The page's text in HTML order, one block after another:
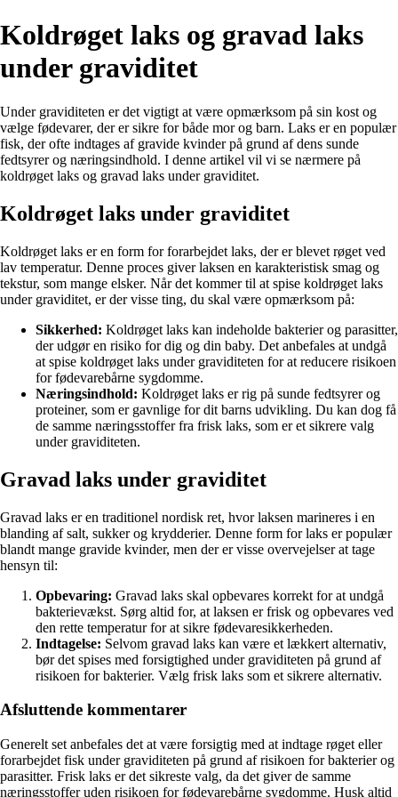
Koldrøget laks og gravad laks
under graviditet
Under graviditeten er det vigtigt at være opmærksom på sin kost og
vælge fødevarer, der er sikre for både mor og barn. Laks er en populær
fisk, der ofte indtages af gravide kvinder på grund af dens sunde
fedtsyrer og næringsindhold. I denne artikel vil vi se nærmere på
koldrøget laks og gravad laks under graviditet.
Koldrøget laks under graviditet
Koldrøget laks er en form for forarbejdet laks, der er blevet røget ved
lav temperatur. Denne proces giver laksen en karakteristisk smag og
tekstur, som mange elsker. Når det kommer til at spise koldrøget laks
under graviditet, er der visse ting, du skal være opmærksom på:
Sikkerhed: Koldrøget laks kan indeholde bakterier og parasitter,
der udgør en risiko for dig og din baby. Det anbefales at undgå
at spise koldrøget laks under graviditeten for at reducere risikoen
for fødevarebårne sygdomme.
Næringsindhold: Koldrøget laks er rig på sunde fedtsyrer og
proteiner, som er gavnlige for dit barns udvikling. Du kan dog få
de samme næringsstoffer fra frisk laks, som er et sikrere valg
under graviditeten.
Gravad laks under graviditet
Gravad laks er en traditionel nordisk ret, hvor laksen marineres i en
blanding af salt, sukker og krydderier. Denne form for laks er populær
blandt mange gravide kvinder, men der er visse overvejelser at tage
hensyn til:
Opbevaring: Gravad laks skal opbevares korrekt for at undgå
bakterievækst. Sørg altid for, at laksen er frisk og opbevares ved
den rette temperatur for at sikre fødevaresikkerheden.
Indtagelse: Selvom gravad laks kan være et lækkert alternativ,
bør det spises med forsigtighed under graviditeten på grund af
risikoen for bakterier. Vælg frisk laks som et sikrere alternativ.
Afsluttende kommentarer
Generelt set anbefales det at være forsigtig med at indtage røget eller
forarbejdet fisk under graviditeten på grund af risikoen for bakterier og
parasitter. Frisk laks er det sikreste valg, da det giver de samme
næringsstoffer uden risikoen for fødevarebårne sygdomme. Husk altid